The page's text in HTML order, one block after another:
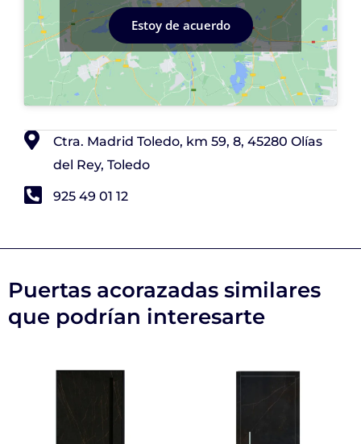
Estoy de acuerdo
Ctra. Madrid Toledo, km 59, 8, 45280 Olías
del Rey, Toledo
925 49 01 12
Puertas acorazadas similares
que podrían interesarte